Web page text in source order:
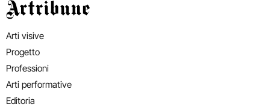
Artribune
Arti visive
Progetto
Professioni
Arti performative
Editoria